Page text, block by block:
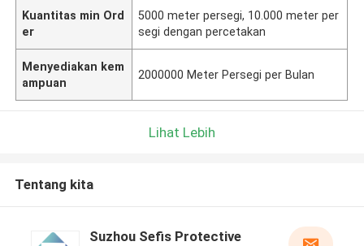
Kuantitas min Ord
er
5000 meter persegi, 10.000 meter per
segi dengan percetakan
Menyediakan kem
ampuan
2000000 Meter Persegi per Bulan
Lihat Lebih
Tentang kita
Suzhou Sefis Protective